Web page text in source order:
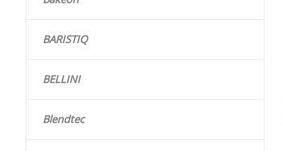
BARISTIQ
BELLINI
Blendtec